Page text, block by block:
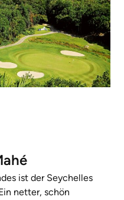
ist der Seychelles
netter, schön